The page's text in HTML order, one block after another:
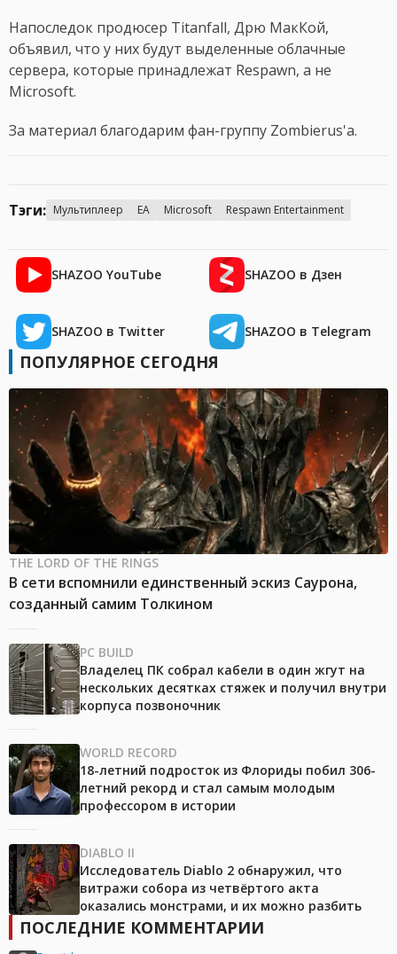
Напоследок продюсер Titanfall, Дрю МакКой,
объявил, что у них будут выделенные облачные
сервера, которые принадлежат Respawn, а не
Microsoft.
За материал благодарим фан-группу Zombierus'а.
Тэги: Мультиплеер EA Microsoft Respawn Entertainment
SHAZOO YouTube SHAZOO в Дзен
SHAZOO в Twitter SHAZOO в Telegram
ПОПУЛЯРНОЕ СЕГОДНЯ
THE LORD OF THE RINGS
В сети вспомнили единственный эскиз Саурона,
созданный самим Толкином
PC BUILD
Владелец ПК собрал кабели в один жгут на
нескольких десятках стяжек и получил внутри
корпуса позвоночник
WORLD RECORD
18-летний подросток из Флориды побил 306-
летний рекорд и стал самым молодым
профессором в истории
DIABLO II
Исследователь Diablo 2 обнаружил, что
витражи собора из четвёртого акта
оказались монстрами, и их можно разбить
ПОСЛЕДНИЕ КОММЕНТАРИИ